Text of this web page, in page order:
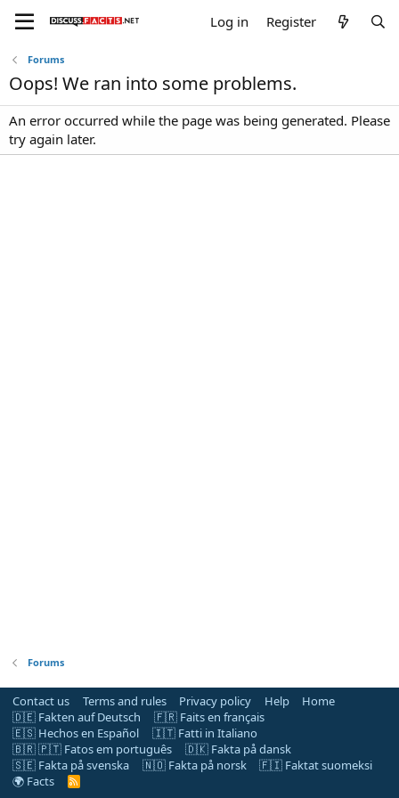
Log in Register
Forums
Oops! We ran into some problems.
An error occurred while the page was being generated. Please
try again later.
Forums
Contact us Terms and rules Privacy policy Help
Home
🇩🇪 Fakten auf Deutsch
🇫🇷 Faits en français
🇪🇸 Hechos en Español
🇮🇹 Fatti in Italiano
🇧🇷 🇵🇹 Fatos em português
🇩🇰 Fakta på dansk
🇸🇪 Fakta på svenska
🇳🇴 Fakta på norsk
🇫🇮 Faktat suomeksi
🌍 Facts
R